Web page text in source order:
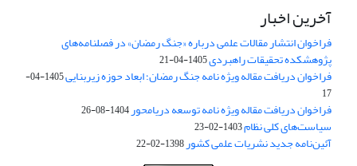
آخرین اخبار
فراخوان انتشار مقالات علمی درباره «جنگ رمضان» در فصلنامه‌های
پژوهشکده تحقیقات راهبردی1405-04-21
فراخوان دریافت مقاله ویژه نامه جنگ رمضان؛ ابعاد حوزه زیربنایی
1405-04-
17
فراخوان دریافت مقاله ویژه نامه توسعه دریامحور1404-08-26
سیاست‌های کلی نظام1403-02-23
آئین‌نامه جدید نشریات علمی کشور1398-02-22